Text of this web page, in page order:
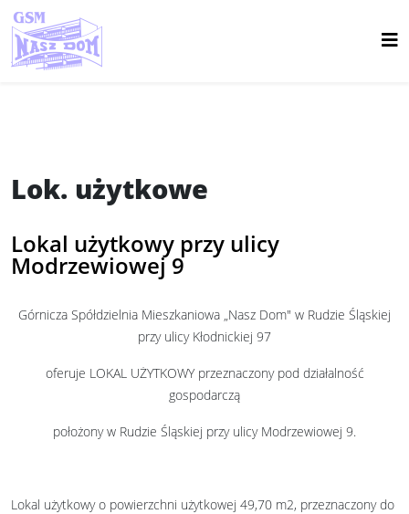
Lok. użytkowe
Lokal użytkowy przy ulicy
Modrzewiowej 9
Górnicza Spółdzielnia Mieszkaniowa „Nasz Dom" w Rudzie Śląskiej
przy ulicy Kłodnickiej 97
oferuje LOKAL UŻYTKOWY przeznaczony pod działalność
gospodarczą
położony w Rudzie Śląskiej przy ulicy Modrzewiowej 9.
Lokal użytkowy o powierzchni użytkowej 49,70 m2, przeznaczony do